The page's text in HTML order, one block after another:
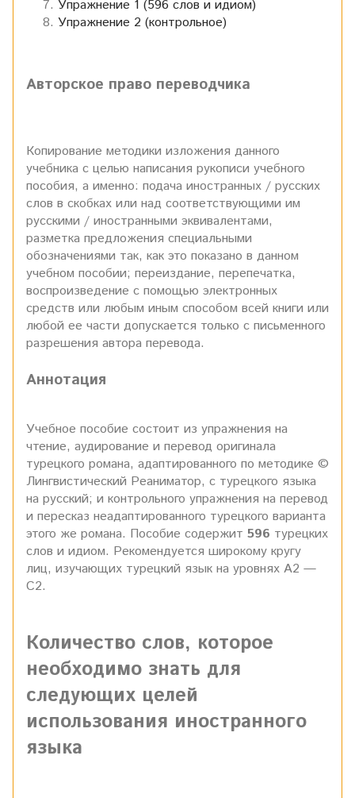
Упражнение 1 (596 слов и идиом)
Упражнение 2 (контрольное)
Авторское право переводчика
Копирование методики изложения данного
учебника с целью написания рукописи учебного
пособия, а именно: подача иностранных / русских
слов в скобках или над соответствующими им
русскими / иностранными эквивалентами,
разметка предложения специальными
обозначениями так, как это показано в данном
учебном пособии; переиздание, перепечатка,
воспроизведение с помощью электронных
средств или любым иным способом всей книги или
любой ее части допускается только с письменного
разрешения автора перевода.
Аннотация
Учебное пособие состоит из упражнения на
чтение, аудирование и перевод оригинала
турецкого романа, адаптированного по методике ©
Лингвистический Реаниматор, с турецкого языка
на русский; и контрольного упражнения на перевод
и пересказ неадаптированного турецкого варианта
этого же романа. Пособие содержит 596 турецких
слов и идиом. Рекомендуется широкому кругу
лиц, изучающих турецкий язык на уровнях А2 —
С2.
Количество слов, которое
необходимо знать для
следующих целей
использования иностранного
языка